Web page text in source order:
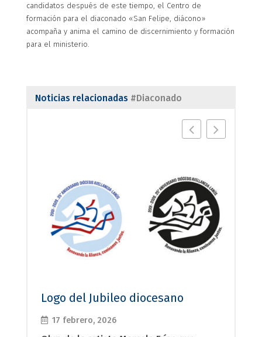
candidatos después de este tiempo, el Centro de
formación para el diaconado «San Felipe, diácono»
acompaña y anima el camino de discernimiento y formación
para el ministerio.
Noticias relacionadas #Diaconado
Logo del Jubileo diocesano
17 febrero, 2026